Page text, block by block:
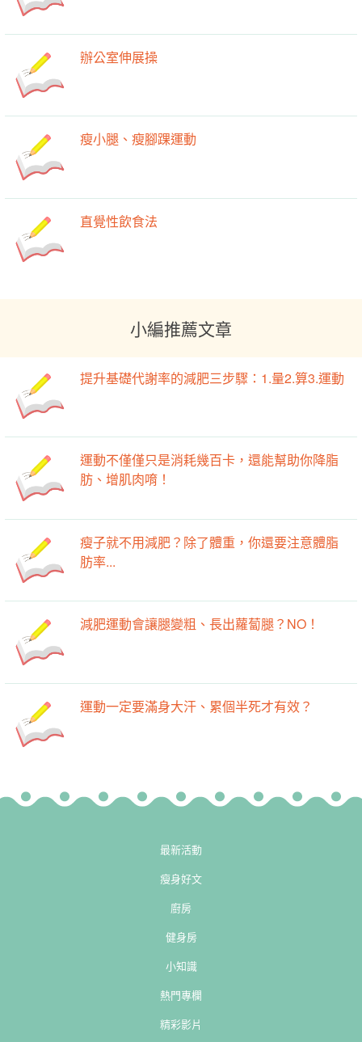
辦公室伸展操
瘦小腿、瘦腳踝運動
直覺性飲食法
小編推薦文章
提升基礎代謝率的減肥三步驟：1.量2.算3.運動
運動不僅僅只是消耗幾百卡，還能幫助你降脂
肪、增肌肉唷！
瘦子就不用減肥？除了體重，你還要注意體脂
肪率...
減肥運動會讓腿變粗、長出蘿蔔腿？NO！
運動一定要滿身大汗、累個半死才有效？
最新活動
瘦身好文
廚房
健身房
小知識
熱門專欄
精彩影片